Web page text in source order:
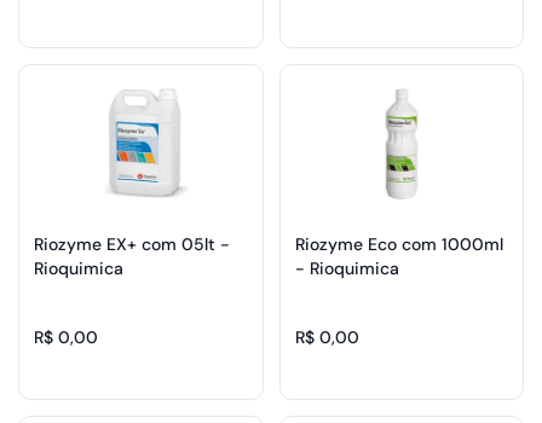
Riozyme EX+ com 05lt -
Rioquimica
R$ 0,00
Riozyme Eco com 1000ml
- Rioquimica
R$ 0,00